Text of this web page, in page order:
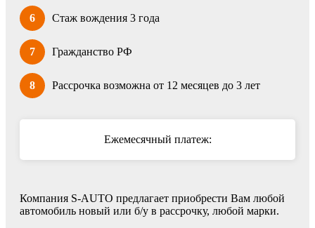
6 Стаж вождения 3 года
7 Гражданство РФ
8 Рассрочка возможна от 12 месяцев до 3 лет
Ежемесячный платеж:
Компания S-AUTO предлагает приобрести Вам любой
автомобиль новый или б/у в рассрочку, любой марки.